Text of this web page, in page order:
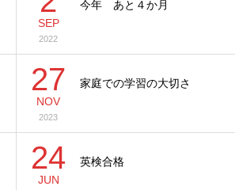
SEP
2022
今年 あと４か月
27
NOV
2023
家庭での学習の大切さ
24
JUN
英検合格